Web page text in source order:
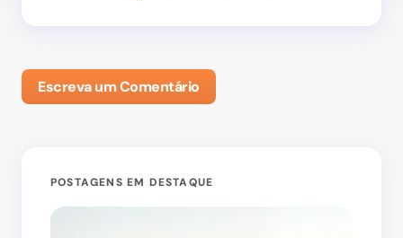
Escreva um Comentário
POSTAGENS EM DESTAQUE